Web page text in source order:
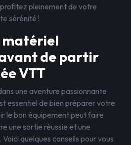
pleinement de votre
sérénité !
matériel
de partir
VTT
une aventure passionnante
essentiel de bien préparer votre
le bon équipement peut faire
une sortie réussie et une
quelques conseils pour vous